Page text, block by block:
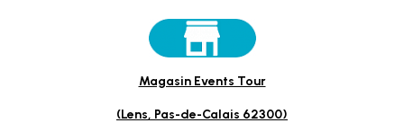
Magasin Events Tour
(Lens, Pas-de-Calais 62300)